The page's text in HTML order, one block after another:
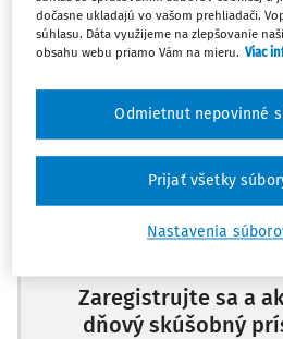
novej legislatívy.
Máte
Zaregistrujte sa a
dňový skúšobný
dočasne ukladajú vo vašom prehliadači.
súhlasu. Dáta využijeme na zlepšovanie
obsahu webu priamo Vám na mieru. Viac
Nastavenia
Odmietnut nepovinné
Prijať všetky